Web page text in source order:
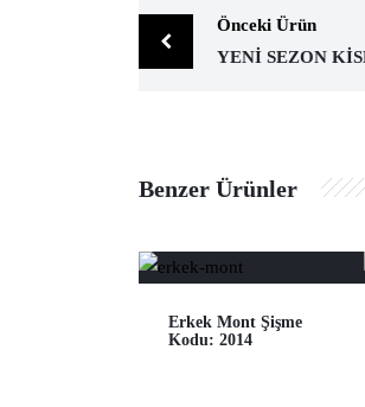
Önceki Ürün
Benzer Ürünler
Erkek Mont Şişme
Kodu: 2014